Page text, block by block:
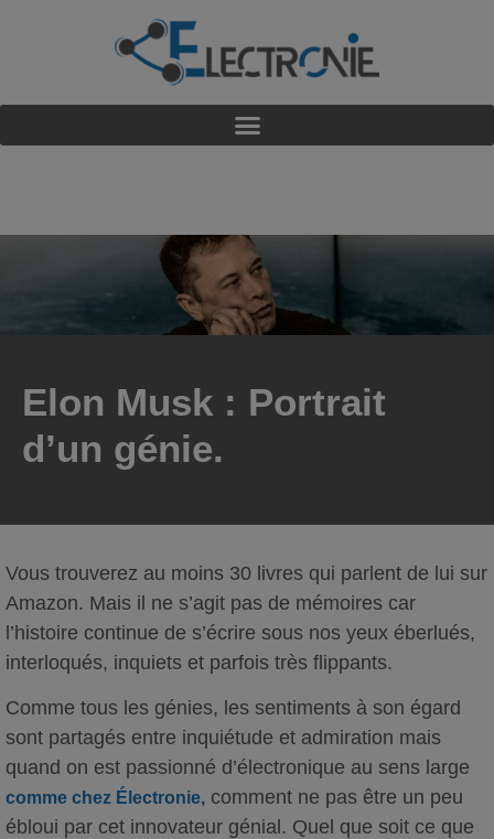
Elon Musk : Portrait
d’un génie.
Vous trouverez au moins 30 livres qui parlent de lui sur
Amazon. Mais il ne s’agit pas de mémoires car
l’histoire continue de s’écrire sous nos yeux éberlués,
interloqués, inquiets et parfois très flippants.
Comme tous les génies, les sentiments à son égard
sont partagés entre inquiétude et admiration mais
quand on est passionné d’électronique au sens large
comme chez Électronie, comment ne pas être un peu
ébloui par cet innovateur génial. Quel que soit ce que